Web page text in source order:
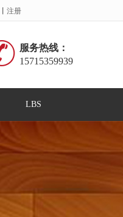
丨 注册
服务热线：
15715359939
LBS